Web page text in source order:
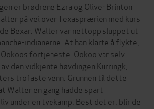
er brødrene Ezra og Oliver Brinton
på vei over Texasprærien med kurs
Bexar. Walter var nettopp sluppet ut
indianerne. At han klarte å flykte,
fortjeneste. Ookoo var selv
den vidkjente høvdingen Kurringk,
trofaste venn. Grunnen til dette
Walter en gang hadde spart
under en tvekamp. Best det er, blir de